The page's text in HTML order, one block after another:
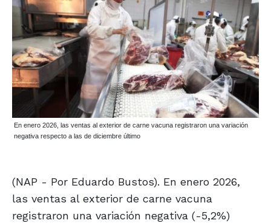
En enero 2026, las ventas al exterior de carne vacuna registraron una variación
negativa respecto a las de diciembre último
(NAP - Por Eduardo Bustos). En enero 2026,
las ventas al exterior de carne vacuna
registraron una variación negativa (-5,2%)